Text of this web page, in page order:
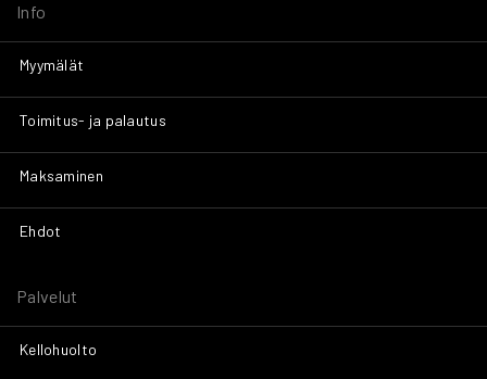
Info
Myymälät
Toimitus- ja palautus
Maksaminen
Ehdot
Palvelut
Kellohuolto